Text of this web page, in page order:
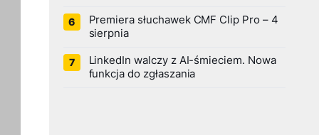
Premiera słuchawek CMF Clip Pro – 4
sierpnia
LinkedIn walczy z AI-śmieciem. Nowa
funkcja do zgłaszania